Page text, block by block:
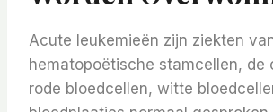
Acute leukemieën zijn ziekten
hematopoëtische stamcellen, de
rode bloedcellen, witte